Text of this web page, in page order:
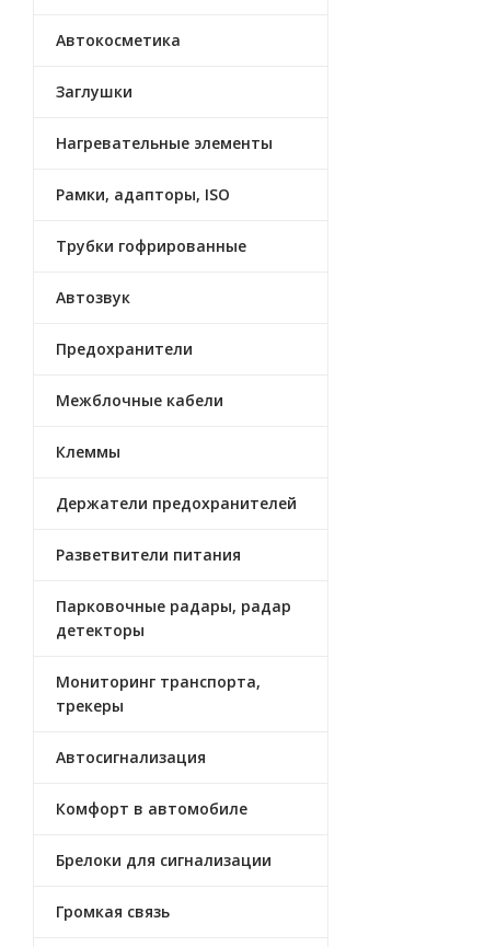
Автокосметика
Заглушки
Нагревательные элементы
Рамки, адапторы, ISO
Трубки гофрированные
Автозвук
Предохранители
Межблочные кабели
Клеммы
Держатели предохранителей
Разветвители питания
Парковочные радары, радар
детекторы
Мониторинг транспорта,
трекеры
Автосигнализация
Комфорт в автомобиле
Брелоки для сигнализации
Громкая связь